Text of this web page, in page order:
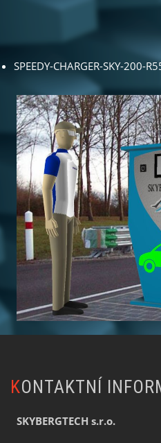
SPEEDY-CHARGER-SKY-200-
KONTAKTNÍ
SKYBERGTECH s.r.o.